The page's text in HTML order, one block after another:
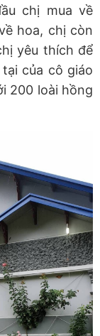
chị mua về
hoa, chị còn
yêu thích để
của cô giáo
200 loài hồng